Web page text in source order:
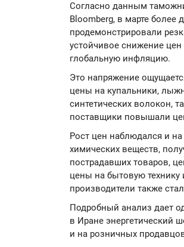
Согласно данным
Bloomberg, в марте более
продемонстрировали
устойчивое снижение
глобальную инфляцию.
Это напряжение
цены на купальники,
синтетических волокон,
поставщики повышали
Рост цен наблюдался и
химических веществ,
пострадавших товаров,
цены на бытовую
производители также
Подробный анализ дает
в Иране энергетический
и на розничных